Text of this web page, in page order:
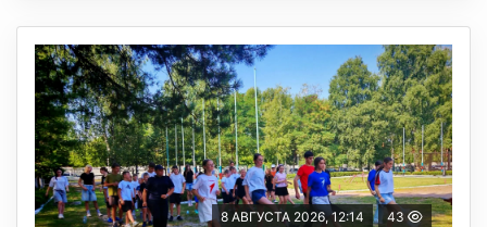
8 АВГУСТА 2026, 12:14 43